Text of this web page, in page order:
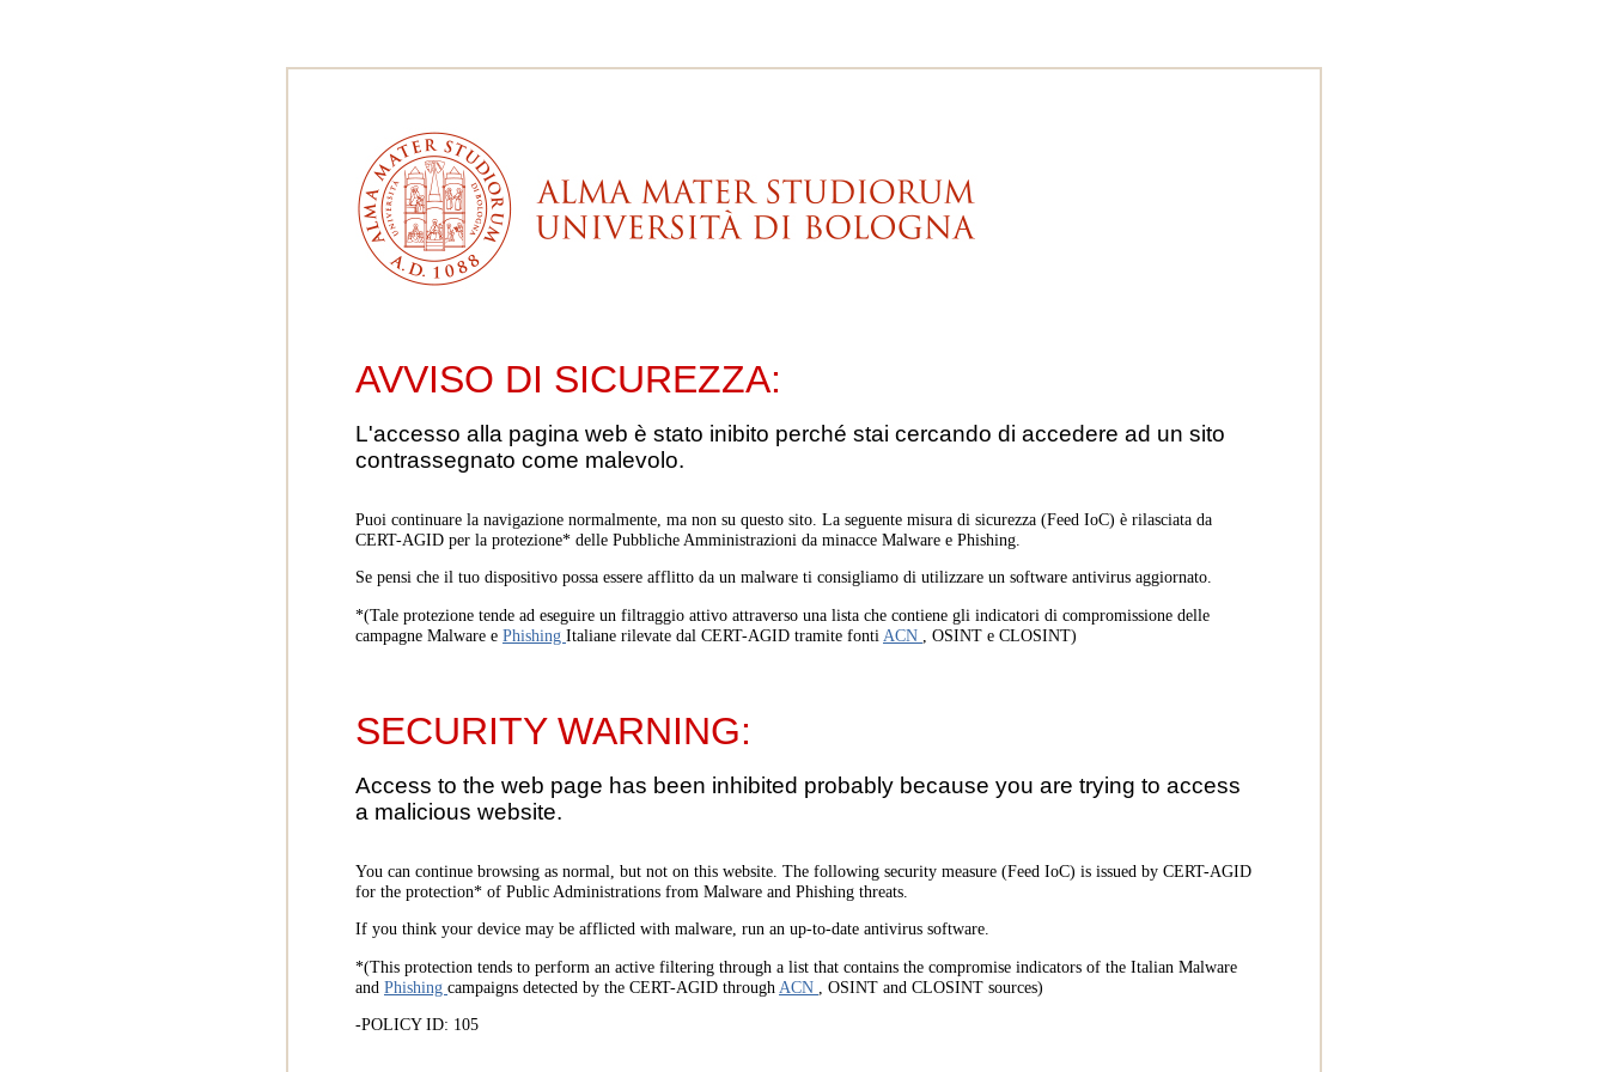
AVVISO DI SICUREZZA:
L'accesso alla pagina web è stato inibito perché stai cercando di accedere ad un sito
contrassegnato come malevolo.
Puoi continuare la navigazione normalmente, ma non su questo sito. La seguente misura di sicurezza (Feed IoC) è rilasciata da
CERT-AGID per la protezione* delle Pubbliche Amministrazioni da minacce Malware e Phishing.
Se pensi che il tuo dispositivo possa essere afflitto da un malware ti consigliamo di utilizzare un software antivirus aggiornato.
*(Tale protezione tende ad eseguire un filtraggio attivo attraverso una lista che contiene gli indicatori di compromissione delle
campagne Malware e Phishing Italiane rilevate dal CERT-AGID tramite fonti ACN , OSINT e CLOSINT)
SECURITY WARNING:
Access to the web page has been inhibited probably because you are trying to access
a malicious website.
You can continue browsing as normal, but not on this website. The following security measure (Feed IoC) is issued by CERT-AGID
for the protection* of Public Administrations from Malware and Phishing threats.
If you think your device may be afflicted with malware, run an up-to-date antivirus software.
*(This protection tends to perform an active filtering through a list that contains the compromise indicators of the Italian Malware
and Phishing campaigns detected by the CERT-AGID through ACN
, OSINT and CLOSINT sources)
-POLICY ID: 105